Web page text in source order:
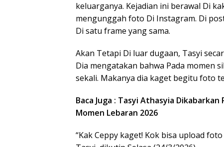
keluarganya. Kejadian ini berawal Di
mengunggah foto Di Instagram. Di
Di satu frame yang sama.
Akan Tetapi Di luar dugaan, Tasyi
Dia mengatakan bahwa Pada momen
sekali. Makanya dia kaget begitu foto
Baca Juga : Tasyi Athasyia
Momen Lebaran 2026
“Kak Ceppy kaget! Kok bisa upload